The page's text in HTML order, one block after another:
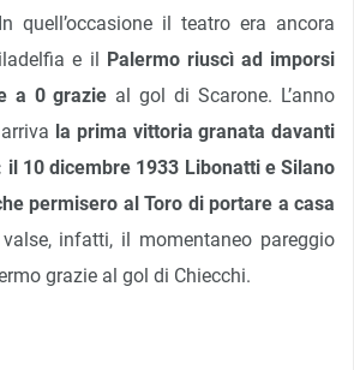
In quell’occasione il teatro era ancora
e il Palermo riuscì ad imporsi
a 0 grazie al gol di Scarone. L’anno
la prima vittoria granata davanti
10 dicembre 1933 Libonatti e Silano
permisero al Toro di portare a casa
infatti, il momentaneo pareggio
grazie al gol di Chiecchi.